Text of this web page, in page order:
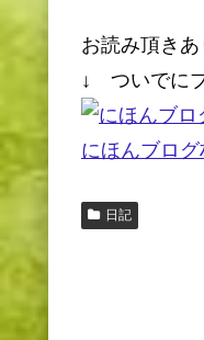
お読み頂きあ
↓ ついでに
にほんブログ
日記